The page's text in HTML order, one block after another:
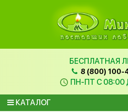
БЕСПЛАТНАЯ
8 (800) 100-
ПН-ПТ С 08:00
КАТАЛОГ